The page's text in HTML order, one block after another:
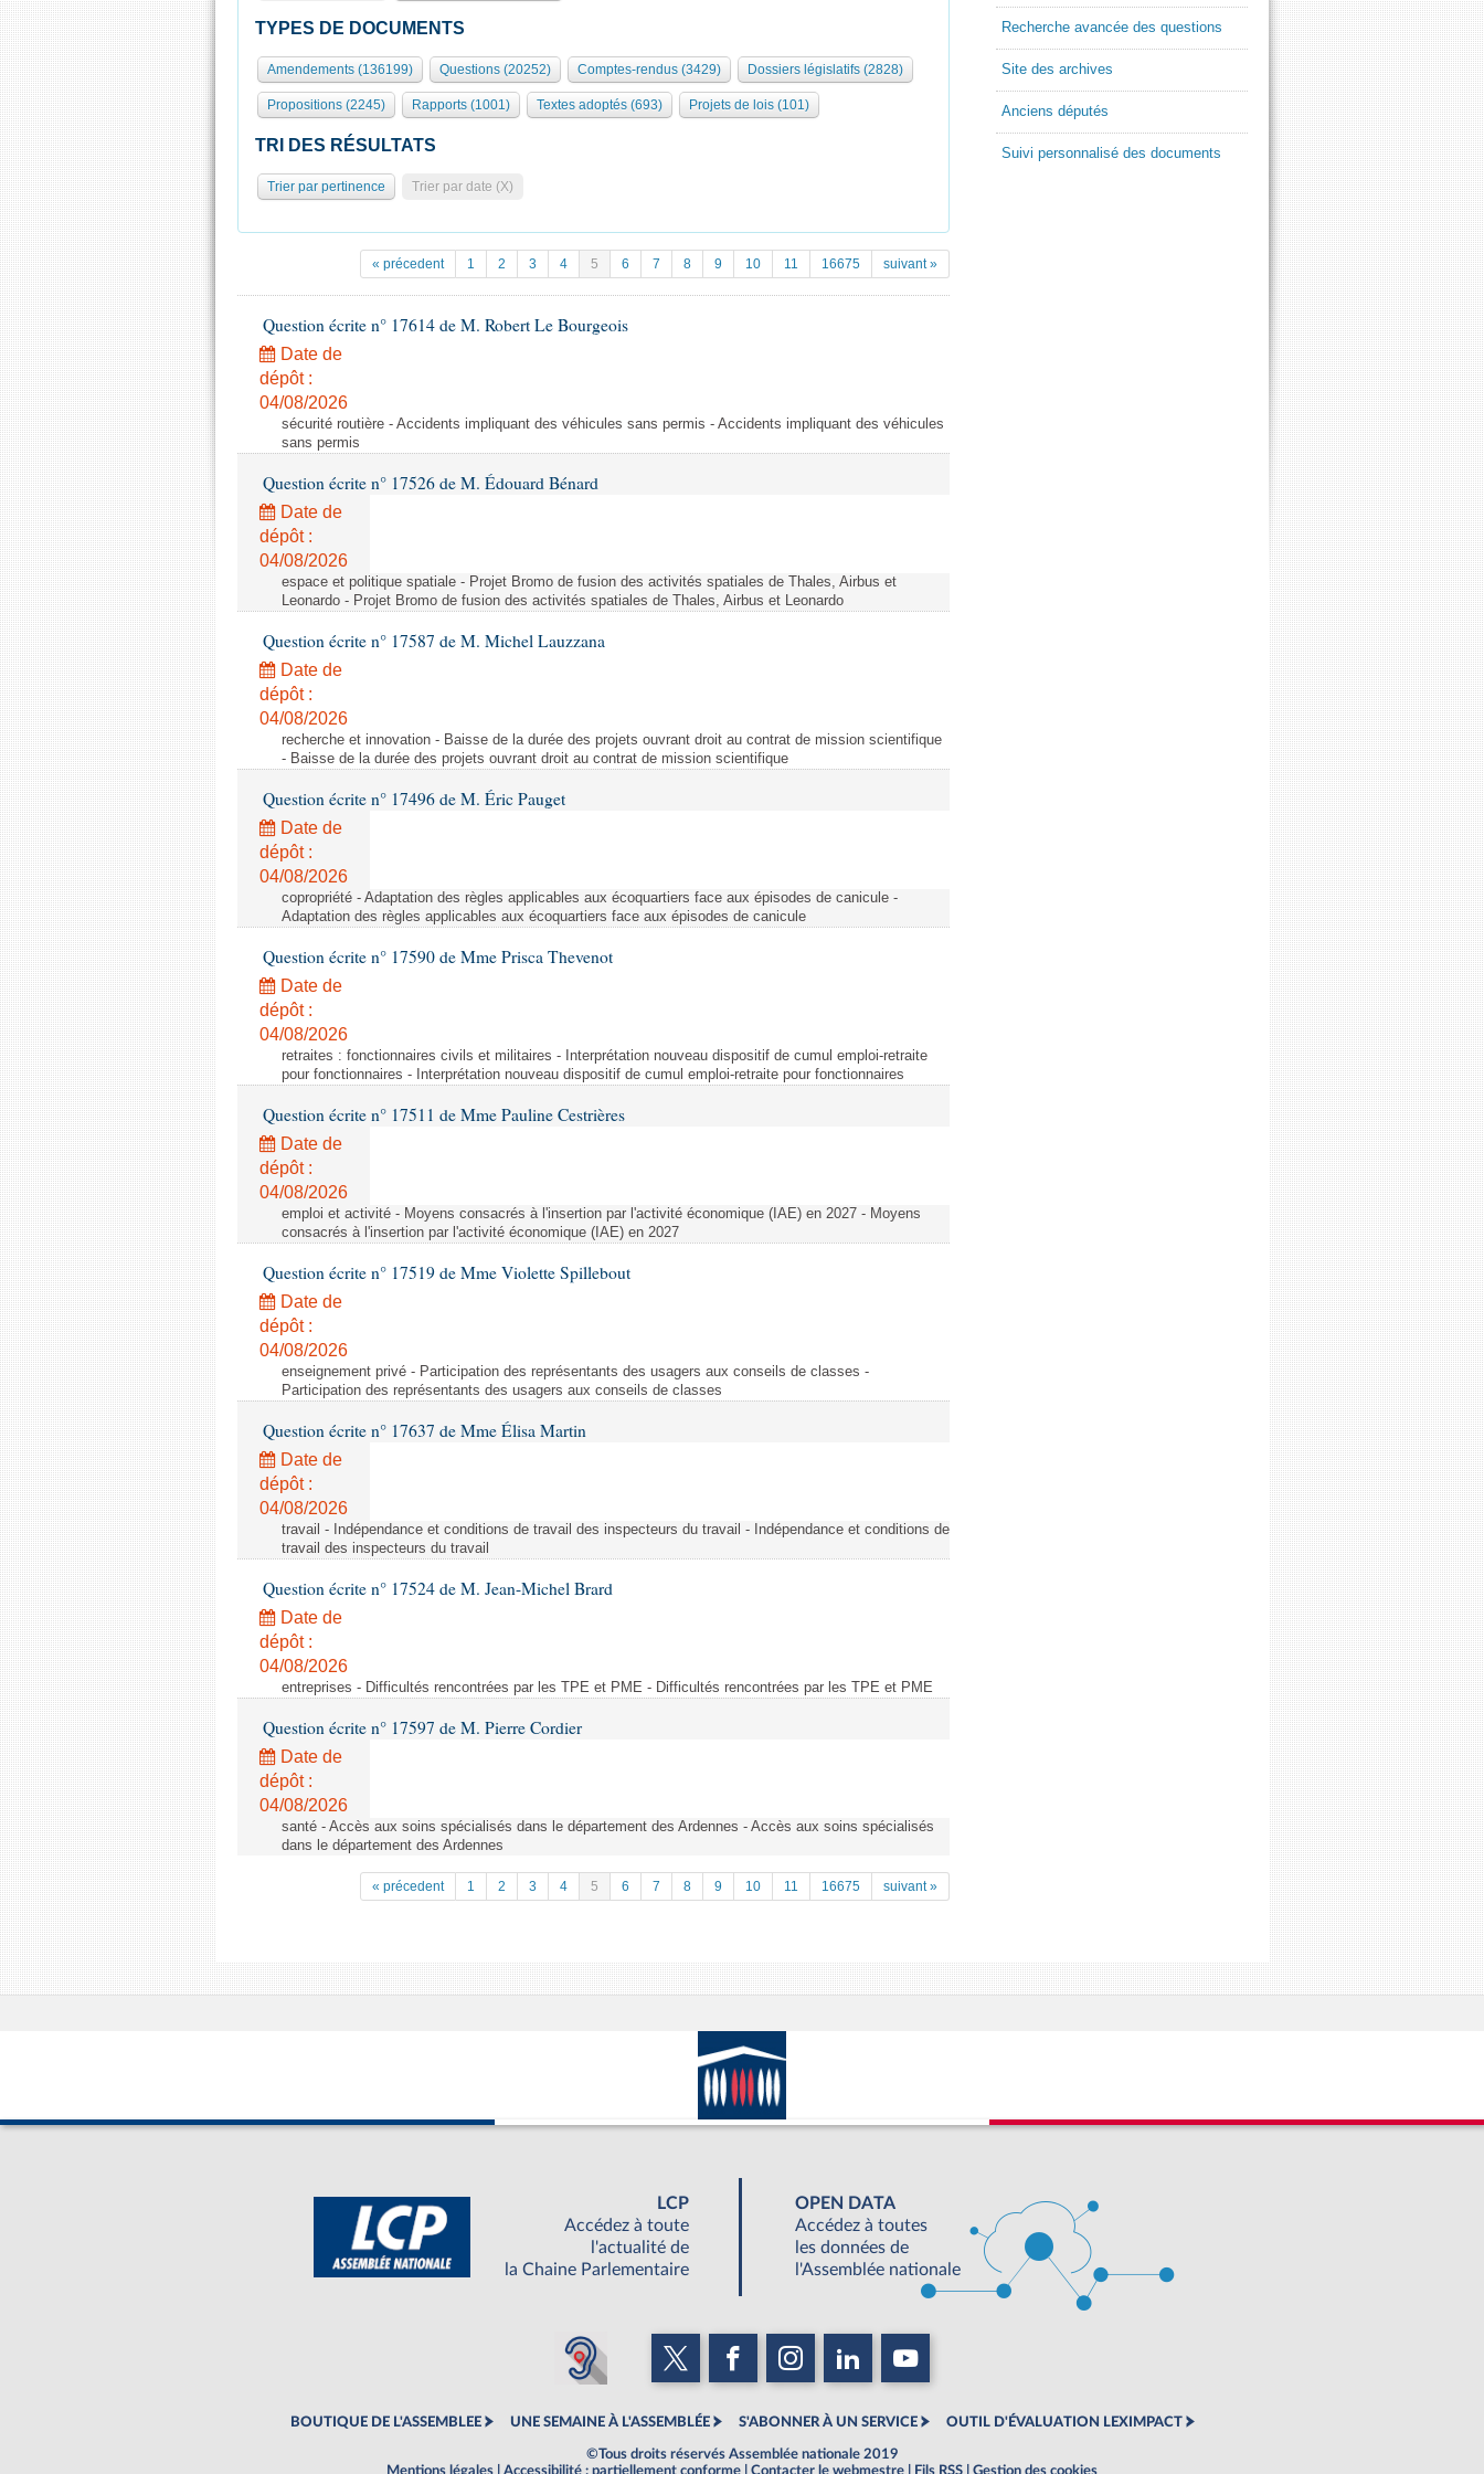
TYPES DE DOCUMENTS
Amendements (136199) Questions (20252) Comptes-rendus (3429) Dossiers législatifs (2828)
Propositions (2245) Rapports (1001) Textes adoptés (693) Projets de lois (101)
TRI DES RÉSULTATS
Trier par pertinence Trier par date (X)
« précedent 1 2 3 4 5 6 7 8 9 10 11 16675 suivant »
Question écrite n° 17614 de M. Robert Le Bourgeois
Date de
dépôt :
04/08/2026
sécurité routière - Accidents impliquant des véhicules sans permis - Accidents impliquant des véhicules
sans permis
Question écrite n° 17526 de M. Édouard Bénard
Date de
dépôt :
04/08/2026
espace et politique spatiale - Projet Bromo de fusion des activités spatiales de Thales, Airbus et
Leonardo - Projet Bromo de fusion des activités spatiales de Thales, Airbus et Leonardo
Question écrite n° 17587 de M. Michel Lauzzana
Date de
dépôt :
04/08/2026
recherche et innovation - Baisse de la durée des projets ouvrant droit au contrat de mission scientifique
- Baisse de la durée des projets ouvrant droit au contrat de mission scientifique
Question écrite n° 17496 de M. Éric Pauget
Date de
dépôt :
04/08/2026
copropriété - Adaptation des règles applicables aux écoquartiers face aux épisodes de canicule -
Adaptation des règles applicables aux écoquartiers face aux épisodes de canicule
Question écrite n° 17590 de Mme Prisca Thevenot
Date de
dépôt :
04/08/2026
retraites : fonctionnaires civils et militaires - Interprétation nouveau dispositif de cumul emploi-retraite
pour fonctionnaires - Interprétation nouveau dispositif de cumul emploi-retraite pour fonctionnaires
Question écrite n° 17511 de Mme Pauline Cestrières
Date de
dépôt :
04/08/2026
emploi et activité - Moyens consacrés à l'insertion par l'activité économique (IAE) en 2027 - Moyens
consacrés à l'insertion par l'activité économique (IAE) en 2027
Question écrite n° 17519 de Mme Violette Spillebout
Date de
dépôt :
04/08/2026
enseignement privé - Participation des représentants des usagers aux conseils de classes -
Participation des représentants des usagers aux conseils de classes
Question écrite n° 17637 de Mme Élisa Martin
Date de
dépôt :
04/08/2026
travail - Indépendance et conditions de travail des inspecteurs du travail - Indépendance et conditions de
travail des inspecteurs du travail
Question écrite n° 17524 de M. Jean-Michel Brard
Date de
dépôt :
04/08/2026
entreprises - Difficultés rencontrées par les TPE et PME - Difficultés rencontrées par les TPE et PME
Question écrite n° 17597 de M. Pierre Cordier
Date de
dépôt :
04/08/2026
santé - Accès aux soins spécialisés dans le département des Ardennes - Accès aux soins spécialisés
dans le département des Ardennes
« précedent 1 2 3 4 5 6 7 8 9 10 11 16675 suivant »
Recherche avancée des questions
Site des archives
Anciens députés
Suivi personnalisé des documents
LCP
Accédez à toute
l'actualité de
la Chaine Parlementaire
OPEN DATA
Accédez à toutes
les données de
l'Assemblée nationale
BOUTIQUE DE L'ASSEMBLEE UNE SEMAINE À L'ASSEMBLÉE S'ABONNER À UN SERVICE OUTIL D'ÉVALUATION LEXIMPACT
©Tous droits réservés Assemblée nationale 2019
Mentions légales
Accessibilité : partiellement conforme Contacter le webmestre Fils RSS Gestion des cookies